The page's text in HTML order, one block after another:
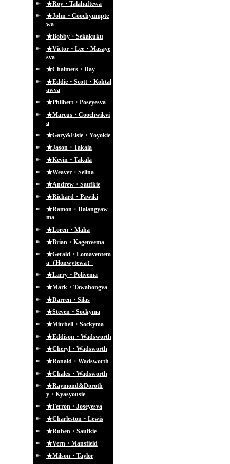
★Roy・Talahaftewa
★John・Coochyumpte
wa
★Bobby・Sekakuku
★Victor・Lee・Masaye
sva
★Chalmers・Day
★Eddie・Scott・Kohtal
awva
★Philbert・Poseyesva
★Marcus・Coochwikvi
a
★Gary&Elsie・Yoyokie
★Jason・Takala
★Kevin・Takala
★Weaver・Selina
★Andrew・Saufkie
★Richard・Pawiki
★Ramon・Dalangyaw
ma
★Loren・Maha
★Brian・Kagenvema
★Gerald・Lomaventem
a（Honwytewa）
★Larry・Polivema
★Mark・Tawahongva
★Darren・Silas
★Steven・Sockyma
★Mitchell・Sockyma
★Eddison・Wadsworth
★Cheryl・Wadsworth
★Ronald・Wadsworth
★Chales・Wadsworth
★Raymond&Doroth
y・Kyasyousie
★Ferron・Joseyesva
★Charleston・Lewis
★Ruben・Saufkie
★Vern・Mansfield
★Milson・Taylor